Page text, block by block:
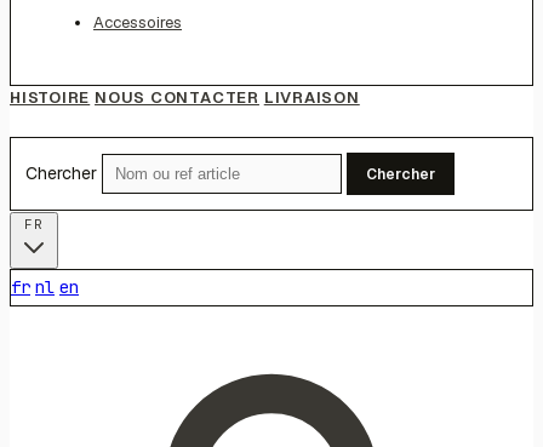
Accessoires
HISTOIRE NOUS CONTACTER LIVRAISON
Chercher Chercher
fr nl en